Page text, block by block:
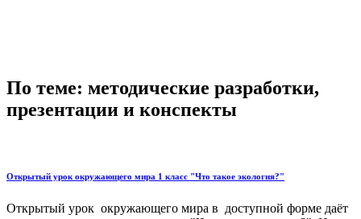
По теме: методические разработки,
презентации и конспекты
Открытый урок окружающего мира 1 класс "Что такое экология?"
Открытый урок окружающего мира в доступной форме даёт